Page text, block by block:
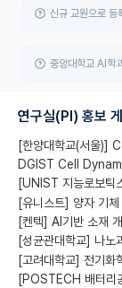
신규 교원으로 등
중앙대학교 AI학
연구실(PI) 홍보
[유니스트] 양자 기
[켄텍] AI기반 소재
[고려대학교] 전기